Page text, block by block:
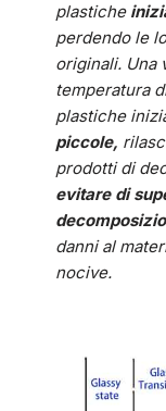
plastiche
perdendo le
originali. Una
temperatura
plastiche
piccole,
prodotti di
evitare di
danni al
nocive.